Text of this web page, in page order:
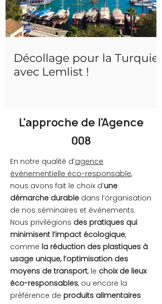
Décollage pour la Turquie,
avec Lemlist !
L'approche de l'Agence
008
En notre qualité d’agence
événementielle éco-responsable,
nous avons fait le choix d’une
démarche durable dans l’organisation
de nos séminaires et événements.
Nous privilégions des pratiques qui
minimisent l’impact écologique,
comme la réduction des plastiques à
usage unique, l’optimisation des
moyens de transport, le choix de lieux
éco-responsables, ou encore la
préférence de produits alimentaires